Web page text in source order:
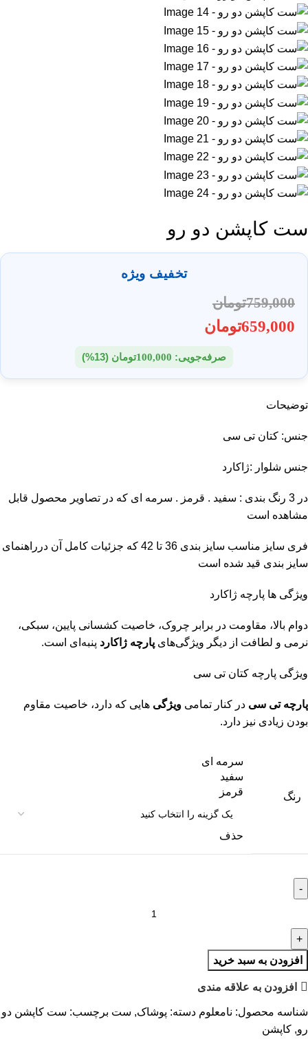
ست کاپشن دو رو
تخفیف ویژه
759,000تومان
659,000تومان
صرفه‌جویی: 100,000تومان (13%)
توضیحات
جنس: کتان تی سی
جنس شلوار :ژاکارد
در 3 رنگ بندی : سفید . قرمز . سرمه ای که در تصاویر محصول قابل
مشاهده است
فری سایز مناسب سایز بندی 36 تا 42 که جزئیات کامل آن درراهنمای
سایز بندی قید شده است
ویژگی ها پارچه ژاکارد
دوام بالا، مقاومت در برابر چروک، خاصیت کشسانی پایین، سبکی،
نرمی و لطافت از دیگر ویژگی‌های پارچه ژاکارد پنبه‌ای است.
ویژگی پارچه کتان تی سی
پارچه تی سی در کنار تمامی ویژگی هایی که دارد، خاصیت مقاوم
بودن زیادی نیز دارد.
رنگ
سرمه ای
سفید
قرمز
حذف
افزودن به سبد خرید
افزودن به علاقه مندی
شناسه محصول: نامعلوم دسته: پوشاک, ست برچسب: ست کاپشن دو
رو, کاپشن